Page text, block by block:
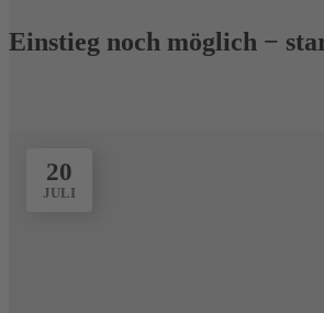
Einstieg noch möglich −
20
JULI